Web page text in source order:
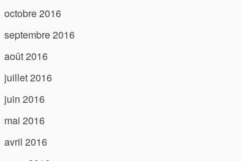
octobre 2016
septembre 2016
août 2016
juillet 2016
juin 2016
mai 2016
avril 2016